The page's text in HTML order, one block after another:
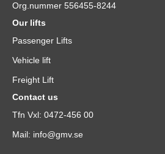
Org.nummer 556455-8244
Our lifts
Passenger Lifts
Vehicle lift
Freight Lift
Contact us
Tfn Vxl: 0472-456 00
Mail: info@gmv.se